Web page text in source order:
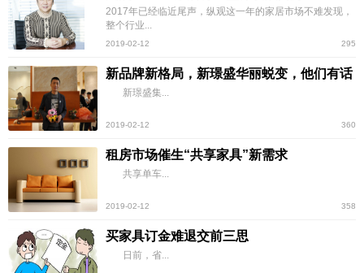
2017年已经临近尾声，纵观这一年的家居市场不难发现，
整个行业...
2019-02-12 295
新品牌新格局，新璟盛华丽蜕变，他们有话
要说
新璟盛集...
2019-02-12 360
租房市场催生“共享家具”新需求
共享单车...
2019-02-12 358
买家具订金难退交前三思
日前，省...